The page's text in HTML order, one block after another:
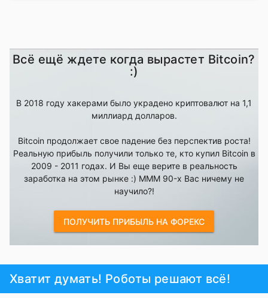
Всё ещё ждете когда вырастет Bitcoin?
:)
В 2018 году хакерами было украдено криптовалют на 1,1
миллиард долларов.
Bitcoin продолжает свое падение без перспектив роста!
Реальную прибыль получили только те, кто купил Bitcoin в
2009 - 2011 годах. И Вы еще верите в реальность
заработка на этом рынке :) MMM 90-х Вас ничему не
научило?!
ПОЛУЧИТЬ ПРИБЫЛЬ НА ФОРЕКС
Хватит думать! Роботы решают всё!